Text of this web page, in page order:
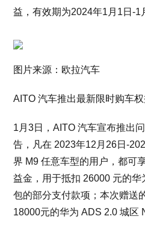
益，有效期为2024年1月1日-1
图片来源：欧拉汽车
AITO 汽车推出最新限时购车
1月3日，AITO 汽车宣布推出
告，凡在 2023年12月26日-
界 M9 任意车型的用户，都可
益金，用于抵扣 26000 元的
包的部分支付款项；本次赠送
18000元的华为 ADS 2.0 城区